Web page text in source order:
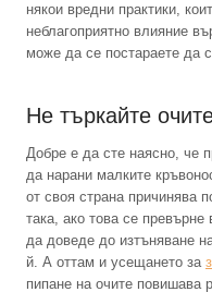
някои вредни практики,
неблагоприятно влияние
може да се постараете да
Не търкайте
Добре е да сте наясно, че
да нарани малките
от своя страна причинява
така, ако това се
да доведе до изтъняване
й. А оттам и усещането за
пипане на очите повишава